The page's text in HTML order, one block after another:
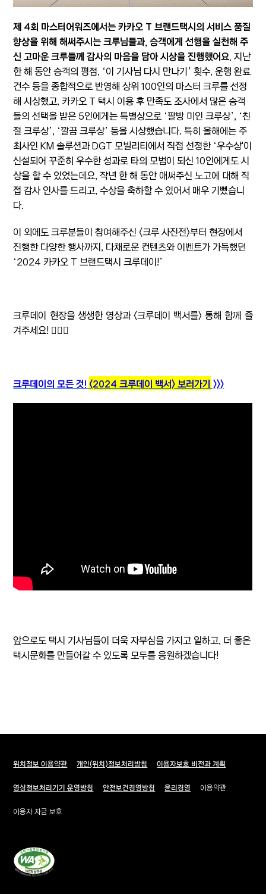
제 4회 마스터어워즈에서는 카카오 T 브랜드택시의 서비스 품질
향상을 위해 해써주시는 크루님들과, 승객에게 선행을 실천해 주
신 고마운 크루들께 감사의 마음을 담아 시상을 진행했어요. 지난
한 해 동안 승객의 평점, ‘이 기사님 다시 만나기’ 횟수, 운행 완료
건수 등을 종합적으로 반영해 상위 100인의 마스터 크루를 선정
해 시상했고, 카카오 T 택시 이용 후 만족도 조사에서 많은 승객
들의 선택을 받은 5인에게는 특별상으로 ‘팔방 미인 크루상’, ‘친
절 크루상’, ‘깔끔 크루상’ 등을 시상했습니다. 특히 올해에는 주
최사인 KM 솔루션과 DGT 모빌리티에서 직접 선정한 ‘우수상'이
신설되어 꾸준히 우수한 성과로 타의 모범이 되신 10인에게도 시
상을 할 수 있었는데요, 작년 한 해 동안 애써주신 노고에 대해 직
접 감사 인사를 드리고, 수상을 축하할 수 있어서 매우 기뻤습니
다.
이 외에도 크루분들이 참여해주신 <크루 사진전>부터 현장에서
진행한 다양한 행사까지, 다채로운 컨텐츠와 이벤트가 가득했던
‘2024 카카오 T 브랜드택시 크루데이!’
크루데이 현장을 생생한 영상과 <크루데이 백서를> 통해 함께 즐
겨주세요! 🙇🏻‍♀️
크루데이의 모든 것!<2024 크루데이 백서> 보러가기 >>>
앞으로도 택시 기사님들이 더욱 자부심을 가지고 일하고, 더 좋은
택시문화를 만들어갈 수 있도록 모두를 응원하겠습니다!
푸터 메뉴
위치정보 이용약관 새창열림
개인(위치)정보처리방침 이용자보호 비전과 계획
영상정보처리기기 운영방침 새창열림
안전보건경영방침 새창열림
윤리경영 이용약관
이용자 자금 보호